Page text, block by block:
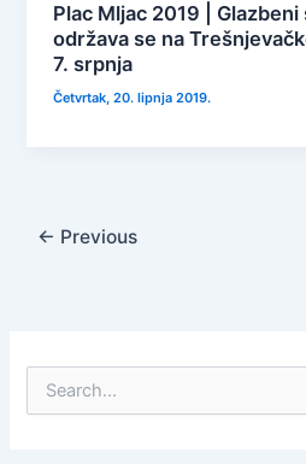
Plac Mljac 2019 |
održava se na
7. srpnja
Četvrtak, 20. lipnja 2019.
← Previous